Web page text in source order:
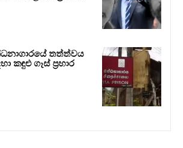
තත්ත්වය
කඳුළු ගෑස් ප්‍රහාර